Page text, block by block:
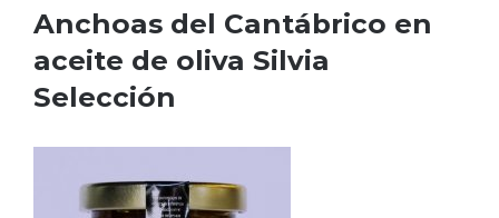
Anchoas del Cantábrico en
aceite de oliva Silvia
Selección